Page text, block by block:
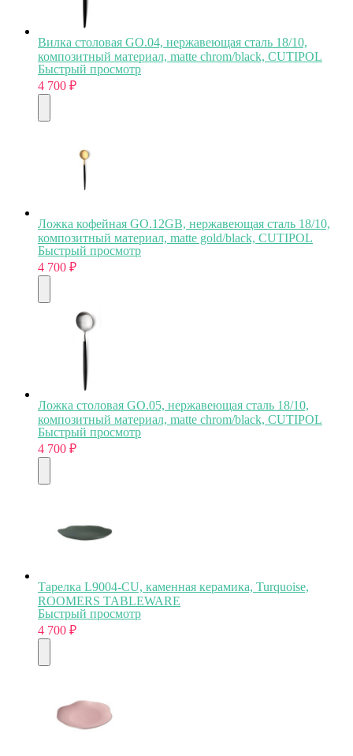
Вилка столовая GO.04, нержавеющая сталь 18/10,
композитный материал, matte chrom/black, CUTIPOL
Быстрый просмотр
4 700 ₽
Ложка кофейная GO.12GB, нержавеющая сталь 18/10,
композитный материал, matte gold/black, CUTIPOL
Быстрый просмотр
4 700 ₽
Ложка столовая GO.05, нержавеющая сталь 18/10,
композитный материал, matte chrom/black, CUTIPOL
Быстрый просмотр
4 700 ₽
Тарелка L9004-CU, каменная керамика, Turquoise,
ROOMERS TABLEWARE
Быстрый просмотр
4 700 ₽